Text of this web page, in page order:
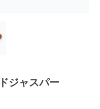
ジャスパー